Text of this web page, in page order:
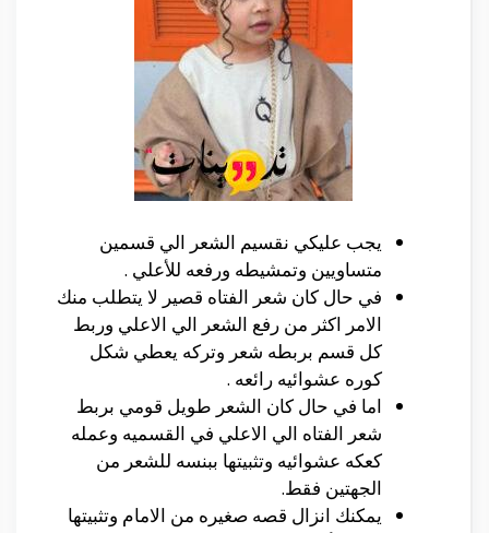
يجب عليكي نقسيم الشعر الي قسمين
متساويين وتمشيطه ورفعه للأعلي .
في حال كان شعر الفتاه قصير لا يتطلب منك
الامر اكثر من رفع الشعر الي الاعلي وربط
كل قسم بربطه شعر وتركه يعطي شكل
كوره عشوائيه رائعه .
اما في حال كان الشعر طويل قومي بربط
شعر الفتاه الي الاعلي في القسميه وعمله
كعكه عشوائيه وتثبيتها ببنسه للشعر من
الجهتين فقط.
يمكنك انزال قصه صغيره من الامام وتثبيتها